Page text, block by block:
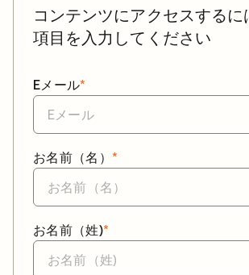
コンテンツにアクセスするに
項目を入力してください
*
Eメール
*
お名前（名）
*
お名前（姓)